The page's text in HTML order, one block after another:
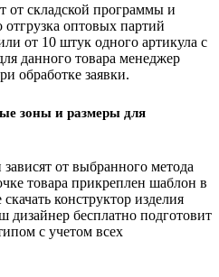
складской программы и
оптовых партий
от 10 штук одного артикула с
данного товара менеджер
обработке заявки.
зоны и размеры для
от выбранного метода
товара прикреплен шаблон в
конструктор изделия
дизайнер бесплатно подготовит
с учетом всех